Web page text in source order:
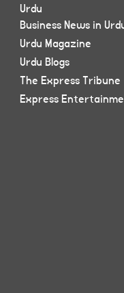
Urdu
Business News in
Urdu Magazine
Urdu Blogs
The Express Tribune
Express